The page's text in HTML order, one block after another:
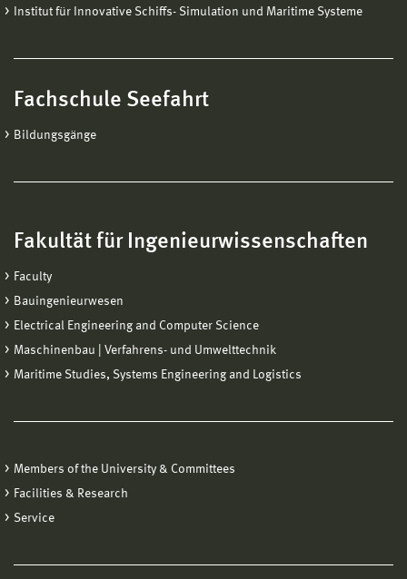
Institut für Innovative Schiffs- Simulation und Maritime Systeme
Fachschule Seefahrt
Bildungsgänge
Fakultät für Ingenieurwissenschaften
Faculty
Bauingenieurwesen
Electrical Engineering and Computer Science
Maschinenbau | Verfahrens- und Umwelttechnik
Maritime Studies, Systems Engineering and Logistics
Members of the University & Committees
Facilities & Research
Service